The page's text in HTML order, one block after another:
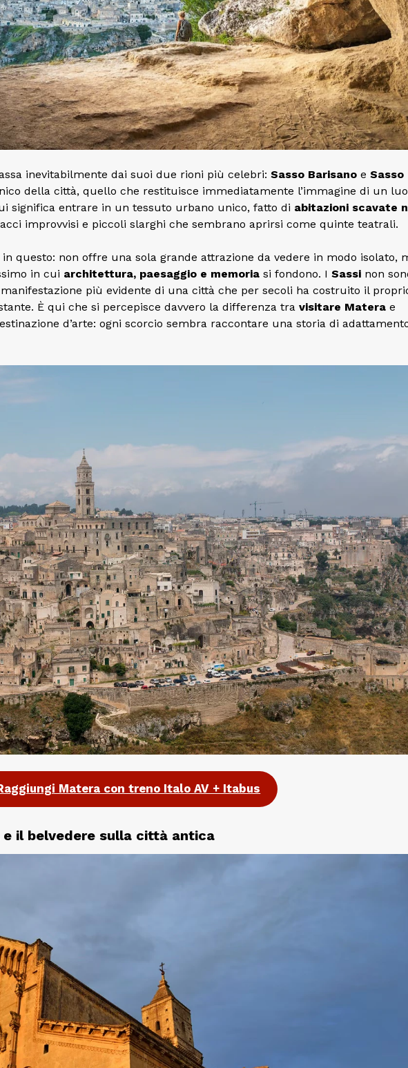
inevitabilmente dai suoi due rioni più celebri: Sasso Barisano e Sasso
della città, quello che restituisce immediatamente l’immagine di un
significa entrare in un tessuto urbano unico, fatto di abitazioni scavate
improvvisi e piccoli slarghi che sembrano aprirsi come quinte teatrali.
questo: non offre una sola grande attrazione da vedere in modo isolato,
in cui architettura, paesaggio e memoria si fondono. I Sassi non
più evidente di una città che per secoli ha costruito il
È qui che si percepisce davvero la differenza tra visitare Matera e
d’arte: ogni scorcio sembra raccontare una storia di
Matera con treno Italo AV + Itabus
il belvedere sulla città antica